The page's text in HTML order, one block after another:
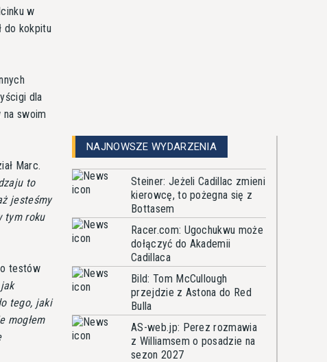
w
do kokpitu
dla
swoim
Marc.
to
jesteśmy
tym roku
testów
tego, jaki
mogłem
NAJNOWSZE WYDARZENIA
Steiner: Jeżeli Cadillac zmieni
kierowcę, to pożegna się z
Bottasem
Racer.com: Ugochukwu może
dołączyć do Akademii
Cadillaca
Bild: Tom McCullough
przejdzie z Astona do Red
Bulla
AS-web.jp: Perez rozmawia
z Williamsem o posadzie na
sezon 2027